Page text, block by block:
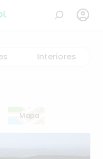

Interiores
Mapa